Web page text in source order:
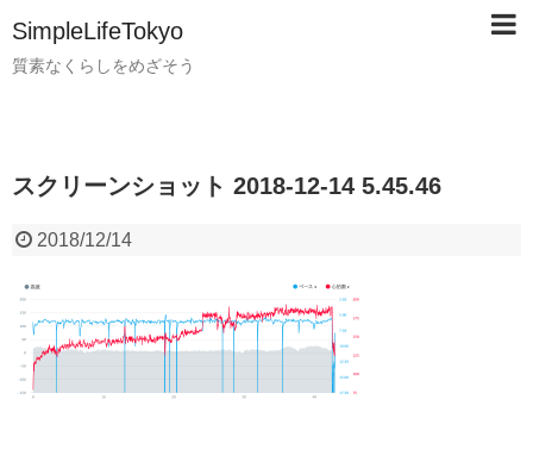
SimpleLifeTokyo
質素なくらしをめざそう
スクリーンショット 2018-12-14 5.45.46
2018/12/14